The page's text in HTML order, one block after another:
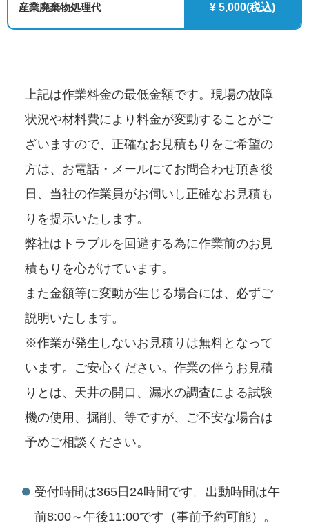
産業廃棄物処理代 ¥ 5,000(税込)
上記は作業料金の最低金額です。現場の故障
状況や材料費により料金が変動することがご
ざいますので、正確なお見積もりをご希望の
方は、お電話・メールにてお問合わせ頂き後
日、当社の作業員がお伺いし正確なお見積も
りを提示いたします。
弊社はトラブルを回避する為に作業前のお見
積もりを心がけています。
また金額等に変動が生じる場合には、必ずご
説明いたします。
※作業が発生しないお見積りは無料となって
います。ご安心ください。作業の伴うお見積
りとは、天井の開口、漏水の調査による試験
機の使用、掘削、等ですが、ご不安な場合は
予めご相談ください。
受付時間は365日24時間です。出動時間は午
前8:00～午後11:00です（事前予約可能）。